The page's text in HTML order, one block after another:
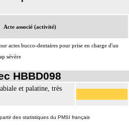
Acte associé (activité)
actes bucco-dentaires pour prise en charge d'un
sévère
HBBD098
et palatine, très
des statistiques du PMSI français